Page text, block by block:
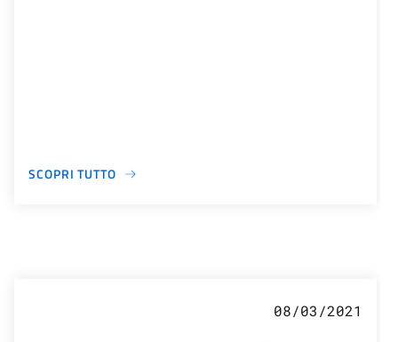
SCOPRI TUTTO
08/03/2021